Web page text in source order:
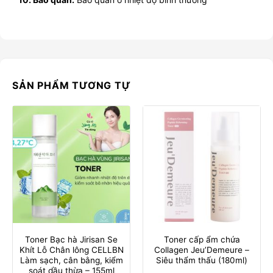
SẢN PHẨM TƯƠNG TỰ
Toner Bạc hà Jirisan Se
Khít Lỗ Chân lông CELLBN
Làm sạch, cân bằng, kiểm
soát dầu thừa – 155ml
Toner cấp ẩm chứa
Collagen Jeu’Demeure –
Siêu thẩm thấu (180ml)